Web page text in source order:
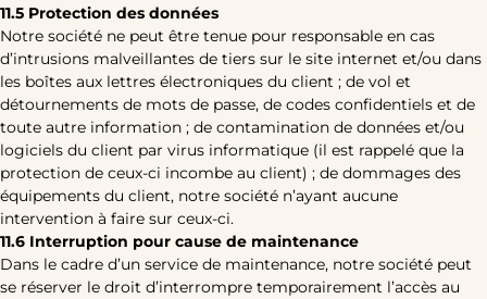
11.5 Protection des données
Notre société ne peut être tenue pour responsable en cas
d’intrusions malveillantes de tiers sur le site internet et/ou dans
les boîtes aux lettres électroniques du client ; de vol et
détournements de mots de passe, de codes confidentiels et de
toute autre information ; de contamination de données et/ou
logiciels du client par virus informatique (il est rappelé que la
protection de ceux-ci incombe au client) ; de dommages des
équipements du client, notre société n’ayant aucune
intervention à faire sur ceux-ci.
11.6 Interruption pour cause de maintenance
Dans le cadre d’un service de maintenance, notre société peut
se réserver le droit d’interrompre temporairement l’accès au